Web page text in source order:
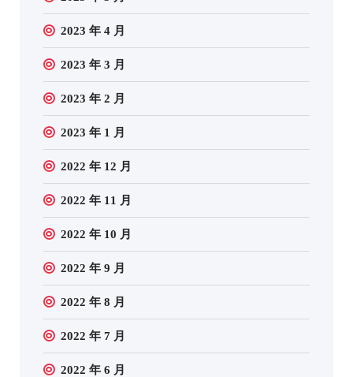
2023 年 4 月
2023 年 3 月
2023 年 2 月
2023 年 1 月
2022 年 12 月
2022 年 11 月
2022 年 10 月
2022 年 9 月
2022 年 8 月
2022 年 7 月
2022 年 6 月